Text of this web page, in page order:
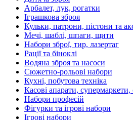
Арбалет, лук, рогатки
Іграшкова зброя
Кульки, патрони, пістони та
Мечі, шаблі, шпаги, щити
Набори зброї, тир, лазертаг
Рації та біноклі
Водяна зброя та насоси
Сюжетно-рольові набори
Кухні, побутова техніка
Касові апарати,
Набори професій
Фігурки та ігрові набори
Ігрові набори